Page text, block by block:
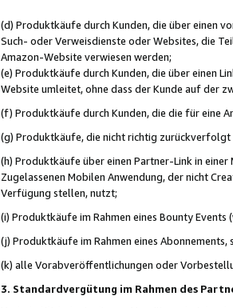
(d) Produktkäufe durch Kunden, die über einen
Such- oder Verweisdienste oder Websites, die
Amazon-Website verwiesen werden;
(e) Produktkäufe durch Kunden, die über einen
Website umleitet, ohne dass der Kunde auf der
(f) Produktkäufe durch Kunden, die die für eine
(g) Produktkäufe, die nicht richtig zurückverfolgt
(h) Produktkäufe über einen Partner-Link in
Zugelassenen Mobilen Anwendung, der nicht
Verfügung stellen, nutzt;
(i) Produktkäufe im Rahmen eines Bounty
(j) Produktkäufe im Rahmen eines
(k) alle Vorabveröffentlichungen oder
3. Standardvergütung im Rahmen des